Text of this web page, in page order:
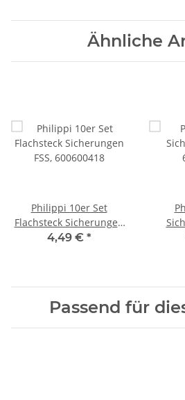
Ähnliche
Philippi 10er Set
Flachsteck Sicherungen
FSS, 600600418
4,49 € *
Passend für